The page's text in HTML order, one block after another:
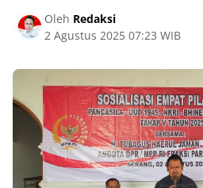
Oleh Redaksi
2 Agustus 2025 07:23 WIB